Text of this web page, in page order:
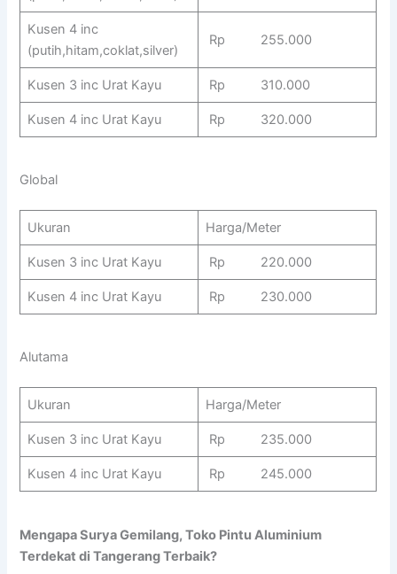
Kusen 4 inc
(putih,hitam,coklat,silver)
Rp 255.000
Kusen 3 inc Urat Kayu Rp 310.000
Kusen 4 inc Urat Kayu Rp 320.000
Global
Ukuran Harga/Meter
Kusen 3 inc Urat Kayu Rp 220.000
Kusen 4 inc Urat Kayu Rp 230.000
Alutama
Ukuran Harga/Meter
Kusen 3 inc Urat Kayu Rp 235.000
Kusen 4 inc Urat Kayu Rp 245.000
Mengapa Surya Gemilang, Toko Pintu Aluminium
Terdekat di Tangerang Terbaik?